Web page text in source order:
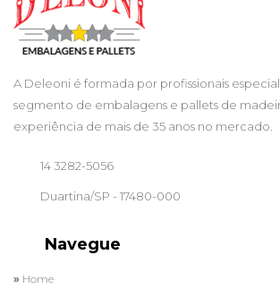
A Deleoni é formada por profissionais
segmento de embalagens e pallets de
experiência de mais de 35 anos no mercado.
14 3282-5056
Duartina/SP - 17480-000
Navegue
Home